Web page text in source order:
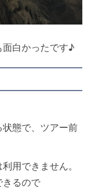
白かったです♪
態で、ツアー前
用できません。
るので